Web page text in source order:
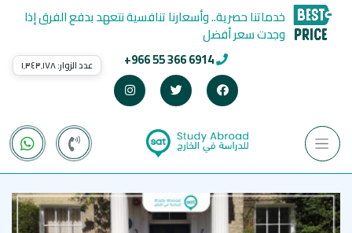
+966 55 366 6914
خدماتنا حصرية.. وأسعارنا تنافسية نتعهد بدفع الفرق إذا
وجدت سعر أفضل
عدد الزوار:١٬٣٤٣٬١٧٨